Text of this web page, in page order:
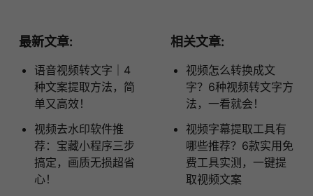
最新文章:
语音视频转文字｜4
种文案提取方法，简
单又高效！
视频去水印软件推
荐：宝藏小程序三步
搞定，画质无损超省
心！
相关文章:
视频怎么转换成文
字？6种视频转文字方
法，一看就会！
视频字幕提取工具有
哪些推荐？6款实用免
费工具实测，一键提
取视频文案